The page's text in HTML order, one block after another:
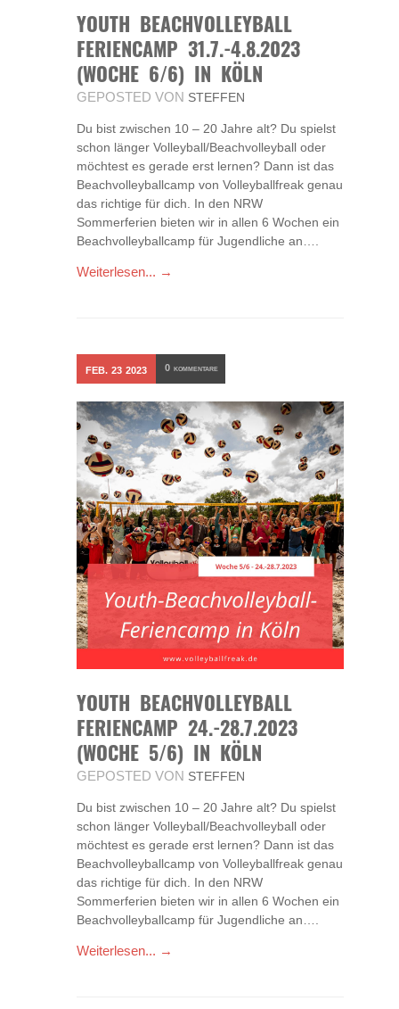
YOUTH BEACHVOLLEYBALL
FERIENCAMP 31.7.-4.8.2023
(WOCHE 6/6) IN KÖLN
GEPOSTED VON STEFFEN
Du bist zwischen 10 – 20 Jahre alt? Du spielst
schon länger Volleyball/Beachvolleyball oder
möchtest es gerade erst lernen? Dann ist das
Beachvolleyballcamp von Volleyballfreak genau
das richtige für dich. In den NRW
Sommerferien bieten wir in allen 6 Wochen ein
Beachvolleyballcamp für Jugendliche an….
Weiterlesen... →
FEB. 23 2023 0 KOMMENTARE
YOUTH BEACHVOLLEYBALL
FERIENCAMP 24.-28.7.2023
(WOCHE 5/6) IN KÖLN
GEPOSTED VON STEFFEN
Du bist zwischen 10 – 20 Jahre alt? Du spielst
schon länger Volleyball/Beachvolleyball oder
möchtest es gerade erst lernen? Dann ist das
Beachvolleyballcamp von Volleyballfreak genau
das richtige für dich. In den NRW
Sommerferien bieten wir in allen 6 Wochen ein
Beachvolleyballcamp für Jugendliche an….
Weiterlesen... →